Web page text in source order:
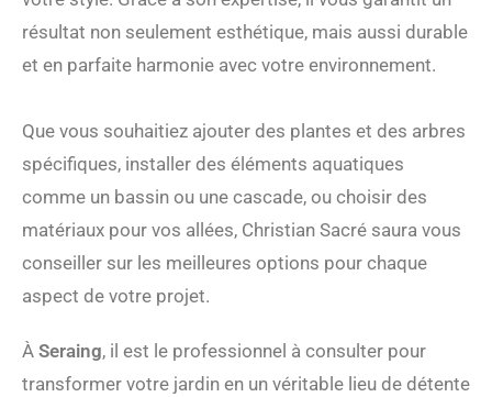
résultat non seulement esthétique, mais aussi durable
et en parfaite harmonie avec votre environnement.
Que vous souhaitiez ajouter des plantes et des arbres
spécifiques, installer des éléments aquatiques
comme un bassin ou une cascade, ou choisir des
matériaux pour vos allées, Christian Sacré saura vous
conseiller sur les meilleures options pour chaque
aspect de votre projet.
À Seraing, il est le professionnel à consulter pour
transformer votre jardin en un véritable lieu de détente